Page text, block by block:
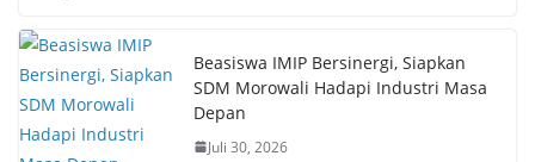
Beasiswa IMIP Bersinergi, Siapkan
SDM Morowali Hadapi Industri Masa
Depan
Juli 30, 2026